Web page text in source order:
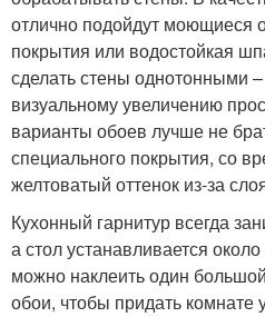
отлично подойдут моющиеся
покрытия или водостойкая
сделать стены однотонными
визуальному увеличению
варианты обоев лучше не
специального покрытия, со
желтоватый оттенок из-за
Кухонный гарнитур всегда
а стол устанавливается
можно наклеить один
обои, чтобы придать комнате